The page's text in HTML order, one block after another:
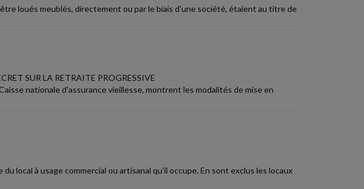
loués meublés, directement ou par le biais d'une société, étaient au titre de
SUR LA RETRAITE PROGRESSIVE
nationale d'assurance vieillesse, montrent les modalités de mise en
local à usage commercial ou artisanal qu'il occupe. En sont exclus les locaux